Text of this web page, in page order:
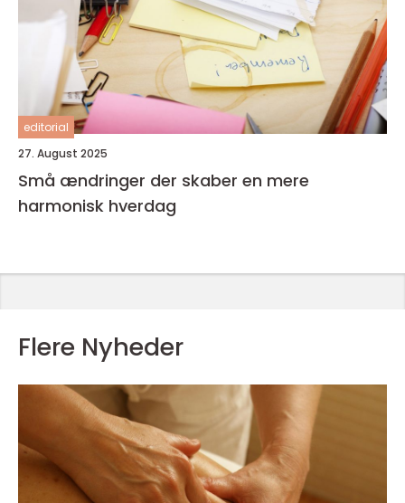
editorial
27. August 2025
Små ændringer der skaber en mere
harmonisk hverdag
Flere Nyheder